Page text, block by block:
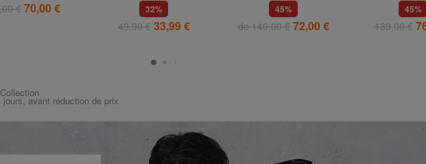
ville
€ 70,00 €
sous le siège ok Ryanair
32%
49,90 € 33,99 €
CONTAINER 65
45%
de 140,00 € 72,00 €
cuir45%
139,00 €
avant réduction de prix.